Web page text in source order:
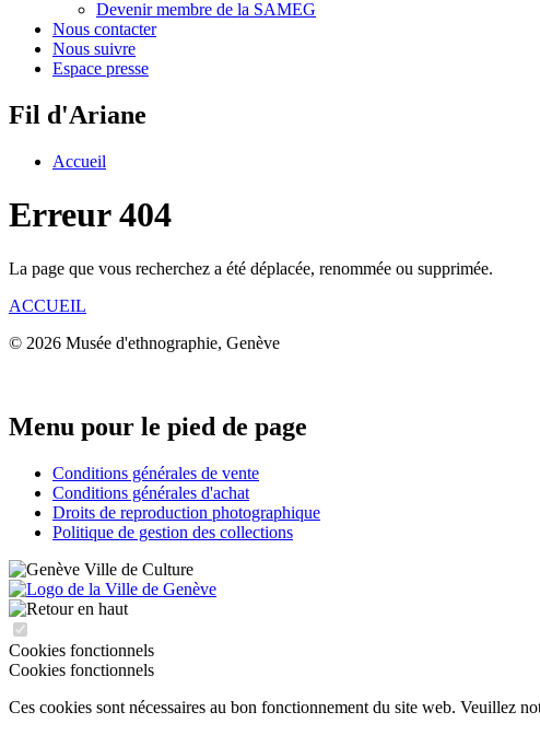
Devenir membre de la SAMEG
Nous contacter
Nous suivre
Espace presse
Fil d'Ariane
Accueil
Erreur 404
La page que vous recherchez a été déplacée, renommée ou supprimée.
ACCUEIL
© 2026 Musée d'ethnographie, Genève
Menu pour le pied de page
Conditions générales de vente
Conditions générales d'achat
Droits de reproduction photographique
Politique de gestion des collections
Cookies fonctionnels
Cookies fonctionnels
Ces cookies sont nécessaires au bon fonctionnement du site web. Veuillez